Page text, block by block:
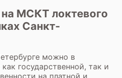
на МСКТ локтевого
Санкт-
можно в
государственной, так и
на платной и